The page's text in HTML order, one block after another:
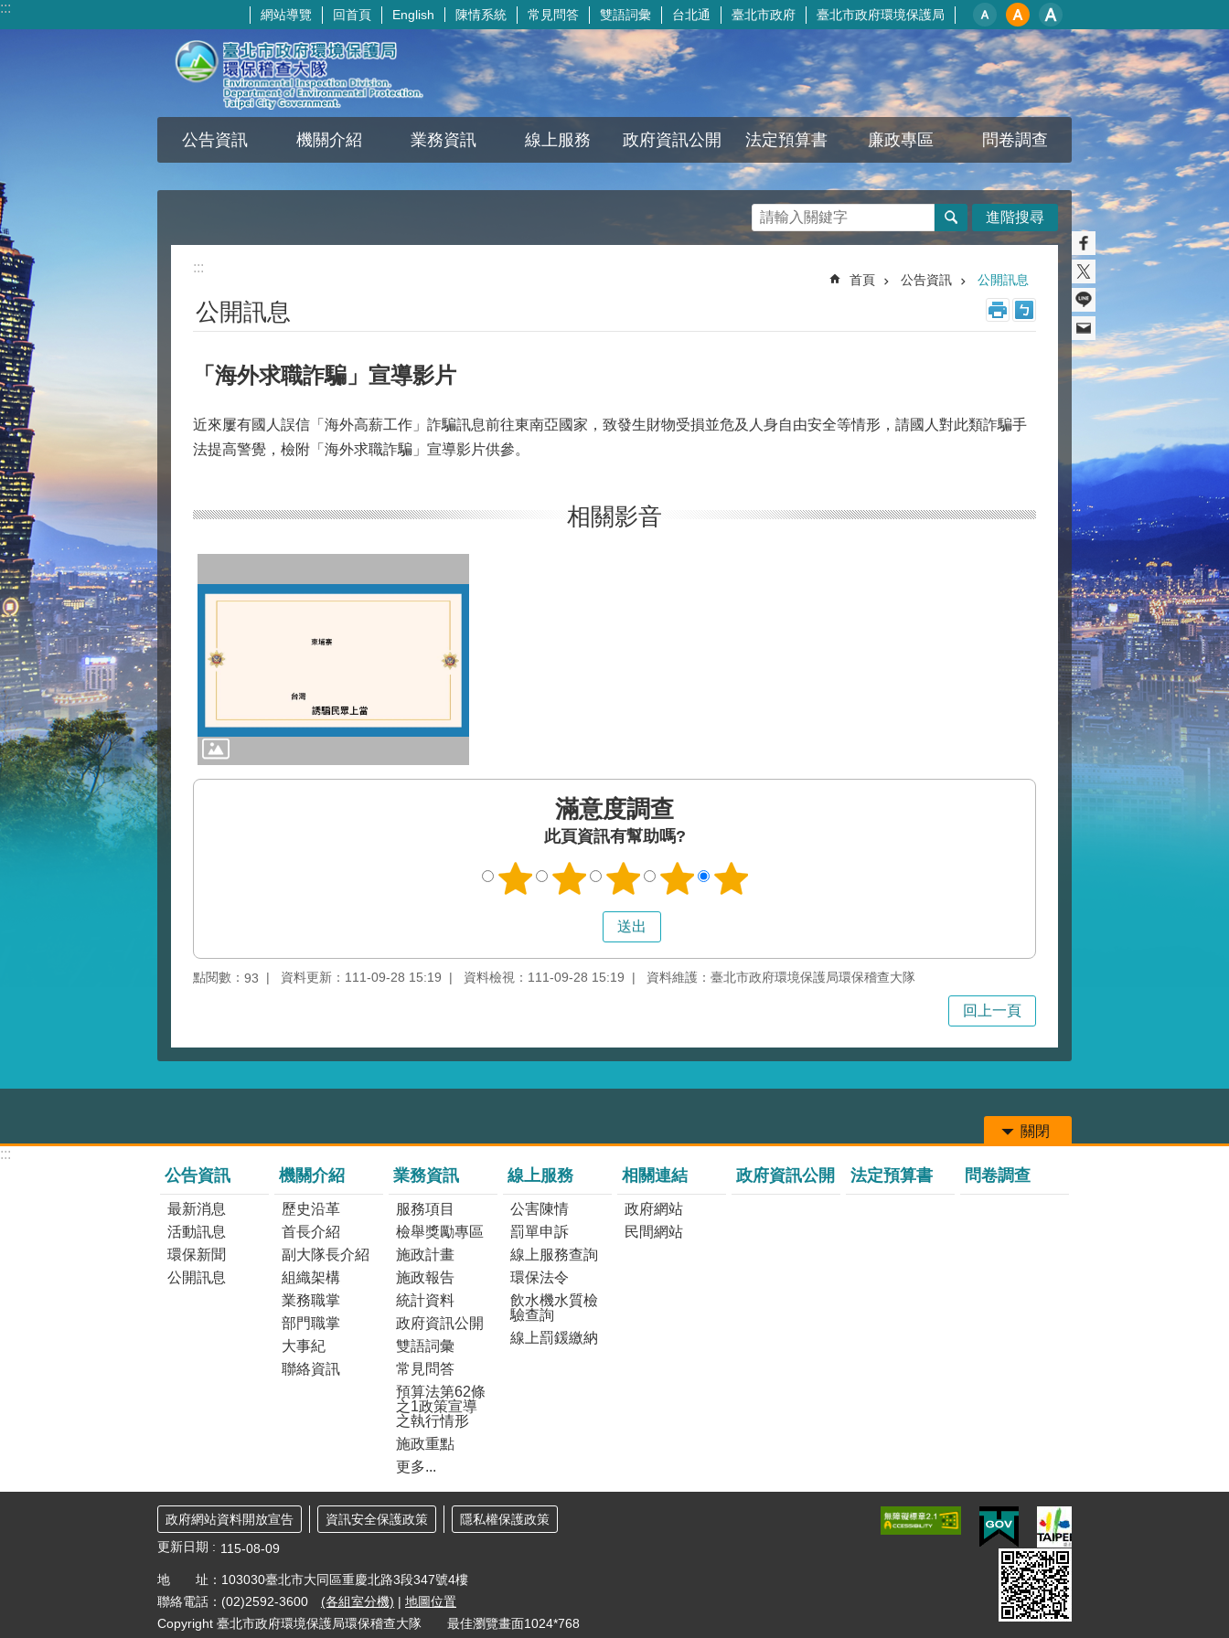
跳到主要內容區塊
::: 網站導覽 回首頁 English 陳情系統 常見問答 雙語詞彙 台北通 臺北市政府 臺北市政府環境保護局
公告資訊 機關介紹 業務資訊 線上服務 政府資訊公開 法定預算書 廉政專區 問卷調查
進階搜尋
:::
首頁 公告資訊 公開訊息
公開訊息
「海外求職詐騙」宣導影片
近來屢有國人誤信「海外高薪工作」詐騙訊息前往東南亞國家，致發生財物受損並危及人身自由安全等情形，請國人對此類詐騙手
法提高警覺，檢附「海外求職詐騙」宣導影片供參。
相關影音
滿意度調查
此頁資訊有幫助嗎?
點閱數： 93 資料更新：111-09-28 15:19 資料檢視：111-09-28 15:19 資料維護：臺北市政府環境保護局環保稽查大隊
回上一頁
關閉
:::
公告資訊
最新消息
活動訊息
環保新聞
公開訊息
機關介紹
歷史沿革
首長介紹
副大隊長介紹
組織架構
業務職掌
部門職掌
大事紀
聯絡資訊
業務資訊
服務項目
檢舉獎勵專區
施政計畫
施政報告
統計資料
政府資訊公開
雙語詞彙
常見問答
預算法第62條
之1政策宣導
之執行情形
施政重點
更多...
線上服務
公害陳情
罰單申訴
線上服務查詢
環保法令
飲水機水質檢
驗查詢
線上罰鍰繳納
相關連結
政府網站
民間網站
政府資訊公開 法定預算書 問卷調查
政府網站資料開放宣告 資訊安全保護政策
隱私權保護政策
更新日期
115-08-09
地 址：103030臺北市大同區重慶北路3段347號4樓
聯絡電話：(02)2592-3600 (各組室分機) | 地圖位置
Copyright 臺北市政府環境保護局環保稽查大隊 最佳瀏覽畫面1024*768